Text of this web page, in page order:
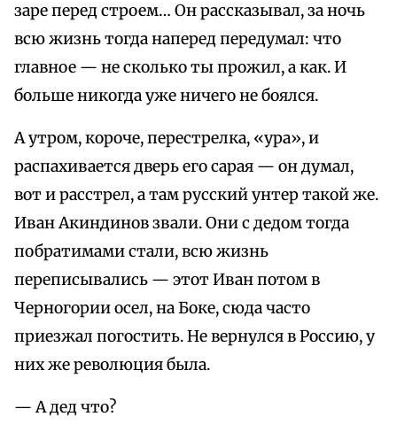
заре перед строем… Он рассказывал, за ночь
всю жизнь тогда наперед передумал: что
главное — не сколько ты прожил, а как. И
больше никогда уже ничего не боялся.
А утром, короче, перестрелка, «ура», и
распахивается дверь его сарая — он думал,
вот и расстрел, а там русский унтер такой же.
Иван Акиндинов звали. Они с дедом тогда
побратимами стали, всю жизнь
переписывались — этот Иван потом в
Черногории осел, на Боке, сюда часто
приезжал погостить. Не вернулся в Россию, у
них же революция была.
— А дед что?